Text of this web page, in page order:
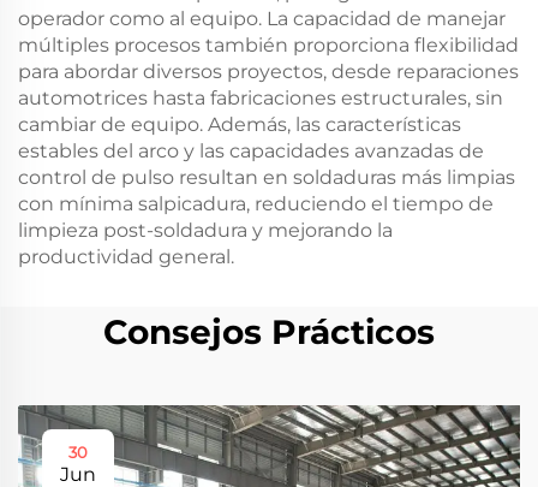
operador como al equipo. La capacidad de manejar
múltiples procesos también proporciona flexibilidad
para abordar diversos proyectos, desde reparaciones
automotrices hasta fabricaciones estructurales, sin
cambiar de equipo. Además, las características
estables del arco y las capacidades avanzadas de
control de pulso resultan en soldaduras más limpias
con mínima salpicadura, reduciendo el tiempo de
limpieza post-soldadura y mejorando la
productividad general.
Consejos Prácticos
30
Jun